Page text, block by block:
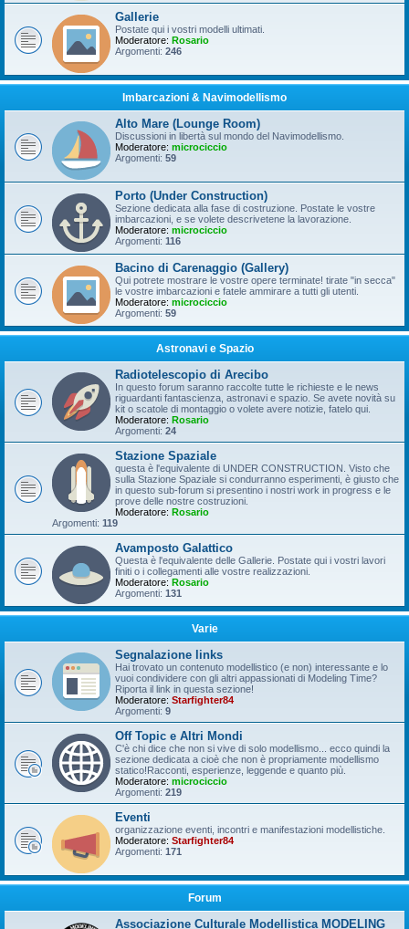
Gallerie
Postate qui i vostri modelli ultimati.
Moderatore: Rosario
Argomenti: 246
Imbarcazioni & Navimodellismo
Alto Mare (Lounge Room)
Discussioni in libertà sul mondo del Navimodellismo.
Moderatore: microciccio
Argomenti: 59
Porto (Under Construction)
Sezione dedicata alla fase di costruzione. Postate le vostre
imbarcazioni, e se volete descrivetene la lavorazione.
Moderatore: microciccio
Argomenti: 116
Bacino di Carenaggio (Gallery)
Qui potrete mostrare le vostre opere terminate! tirate "in secca"
le vostre imbarcazioni e fatele ammirare a tutti gli utenti.
Moderatore: microciccio
Argomenti: 59
Astronavi e Spazio
Radiotelescopio di Arecibo
In questo forum saranno raccolte tutte le richieste e le news
riguardanti fantascienza, astronavi e spazio. Se avete novità su
kit o scatole di montaggio o volete avere notizie, fatelo qui.
Moderatore: Rosario
Argomenti: 24
Stazione Spaziale
questa è l'equivalente di UNDER CONSTRUCTION. Visto che
sulla Stazione Spaziale si condurranno esperimenti, è giusto che
in questo sub-forum si presentino i nostri work in progress e le
prove delle nostre costruzioni.
Moderatore: Rosario
Argomenti: 119
Avamposto Galattico
Questa è l'equivalente delle Gallerie. Postate qui i vostri lavori
finiti o i collegamenti alle vostre realizzazioni.
Moderatore: Rosario
Argomenti: 131
Varie
Segnalazione links
Hai trovato un contenuto modellistico (e non) interessante e lo
vuoi condividere con gli altri appassionati di Modeling Time?
Riporta il link in questa sezione!
Moderatore: Starfighter84
Argomenti: 9
Off Topic e Altri Mondi
C'è chi dice che non si vive di solo modellismo... ecco quindi la
sezione dedicata a cioè che non è propriamente modellismo
statico!Racconti, esperienze, leggende e quanto più.
Moderatore: microciccio
Argomenti: 219
Eventi
organizzazione eventi, incontri e manifestazioni modellistiche.
Moderatore: Starfighter84
Argomenti: 171
Forum
Associazione Culturale Modellistica MODELING